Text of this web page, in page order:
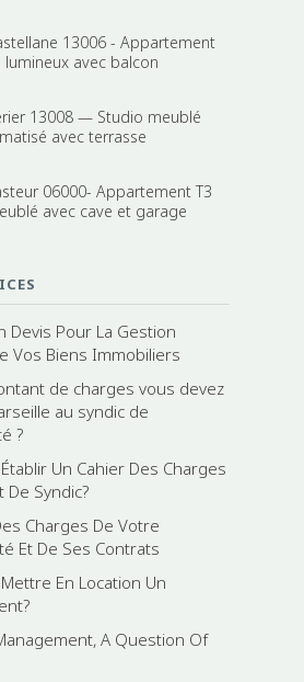
13006 - Appartement
lumineux avec balcon
13008 — Studio meublé
avec terrasse
06000- Appartement T3
avec cave et garage
Devis Pour La Gestion
Vos Biens Immobiliers
de charges vous devez
au syndic de
?
Un Cahier Des Charges
De Syndic?
Charges De Votre
Et De Ses Contrats
En Location Un
A Question Of